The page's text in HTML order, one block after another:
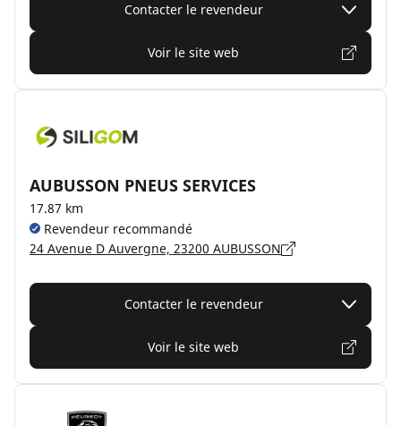
Contacter le revendeur
Voir le site web
AUBUSSON PNEUS SERVICES
17.87 km
Revendeur recommandé
24 Avenue D Auvergne, 23200 AUBUSSON
Contacter le revendeur
Voir le site web